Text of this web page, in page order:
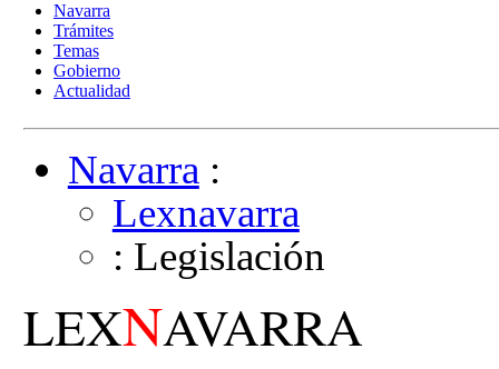
Navarra
Trámites
Temas
Gobierno
Actualidad
Navarra:
Lexnavarra
: Legislación
LEXNAVARRA